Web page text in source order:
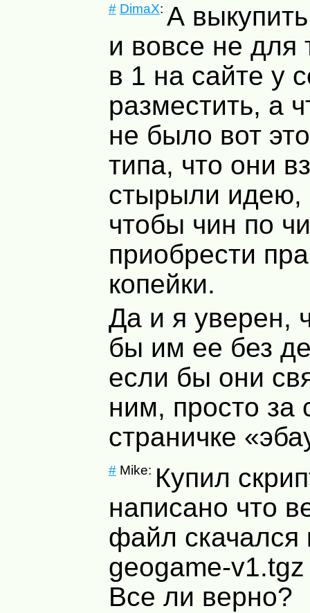
# DimaX: А
и вовсе не для
в 1 на сайте у
разместить, а
не было вот
типа, что они
стырыли идею,
чтобы чин по
приобрести
копейки.
Да и я уверен,
бы им ее без
если бы они
ним, просто за
страничке
#Mike: Купил
написано что
файл скачался
geogame-v1.tgz
Все ли верно?